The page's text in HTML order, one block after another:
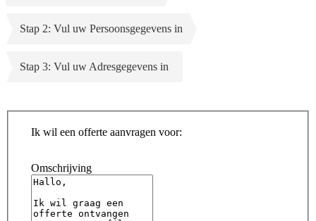
Stap 2: Vul uw Persoonsgegevens in
Stap 3: Vul uw Adresgegevens in
Ik wil een offerte aanvragen voor:
Omschrijving